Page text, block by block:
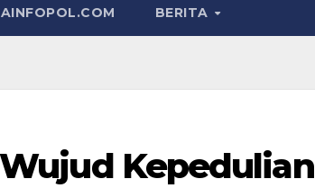
BERITA
Kepedulian